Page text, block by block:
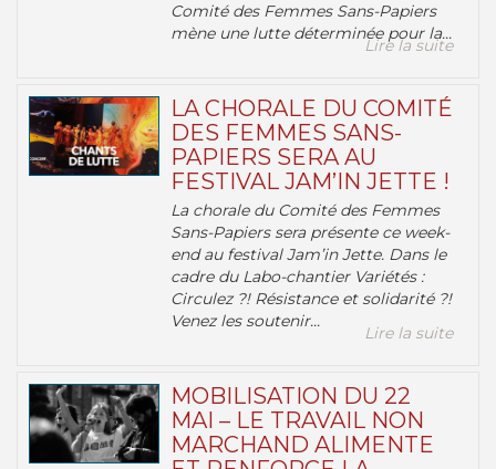
Comité des Femmes Sans-Papiers
mène une lutte déterminée pour la...
Lire la suite
LA CHORALE DU COMITÉ
DES FEMMES SANS-
PAPIERS SERA AU
FESTIVAL JAM’IN JETTE !
La chorale du Comité des Femmes
Sans-Papiers sera présente ce week-
end au festival Jam’in Jette. Dans le
cadre du Labo-chantier Variétés :
Circulez ?! Résistance et solidarité ?!
Venez les soutenir...
Lire la suite
MOBILISATION DU 22
MAI – LE TRAVAIL NON
MARCHAND ALIMENTE